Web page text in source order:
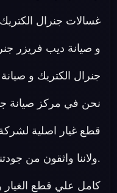
غسالات جنرال
و صيانة ديب فريزر
جنرال الكتريك و
نحن في مركز صيانة
.ولاننا واثقون من
كامل علي قطع الغيار